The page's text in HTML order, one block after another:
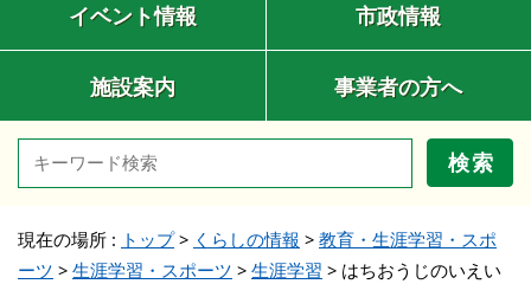
イベント情報 市政情報
施設案内 事業者の方へ
検索
現在の場所 : トップ> くらしの情報 > 教育・生涯学習・スポ
ーツ > 生涯学習・スポーツ > 生涯学習 > はちおうじのいえい